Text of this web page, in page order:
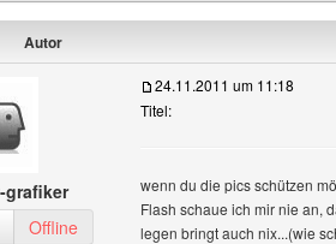
Autor
grafiker
grafiker Benutzer-Profile anzeigen
Offline
24.11.2011 um 11:18
Titel:
wenn du die pics schützen
Flash schaue ich mir nie an,
legen bringt auch nix...(wie